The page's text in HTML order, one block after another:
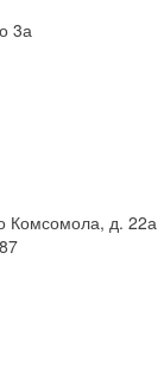
3а
Комсомола, д. 22а